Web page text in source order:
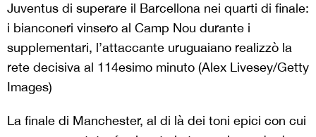
Juventus di superare il Barcellona nei quarti di finale:
i bianconeri vinsero al Camp Nou durante i
supplementari, l’attaccante uruguaiano realizzò la
rete decisiva al 114esimo minuto (Alex Livesey/Getty
Images)
La finale di Manchester, al di là dei toni epici con cui